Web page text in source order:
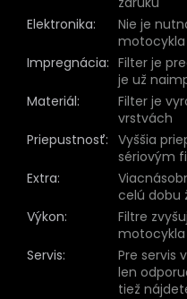
Elektronika:
Nie je
motocykla
Impregnácia: Filter je
je už
Materiál:
Filter je
vrstvách
Priepustnosť: Vyššia
sériovým
Extra:
celú dobu
Výkon:
Filtre
motocykla
Servis:
Pre servis
len
tiež